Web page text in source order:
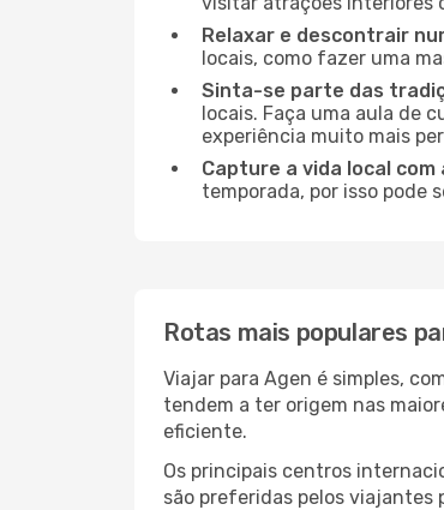
Relaxar e descontrair
locais, como fazer uma
Sinta-se parte das
locais. Faça uma aula de
experiência muito mais
Capture a vida local com
temporada, por isso pode
Rotas mais populares
Viajar para Agen é simples,
tendem a ter origem nas
eficiente.
Os principais centros
são preferidas pelos viajantes